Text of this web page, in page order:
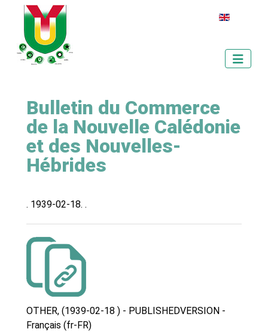
Sélectionnez
Bulletin du Commerce
de la Nouvelle Calédonie
et des Nouvelles-
Hébrides
. 1939-02-18. .
OTHER, (1939-02-18 ) - PUBLISHEDVERSION -
Français (fr-FR)